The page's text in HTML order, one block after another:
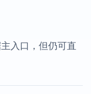
入口，但仍可直